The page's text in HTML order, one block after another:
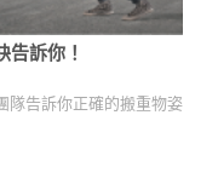
告訴你！
隊告訴你正確的搬重物姿